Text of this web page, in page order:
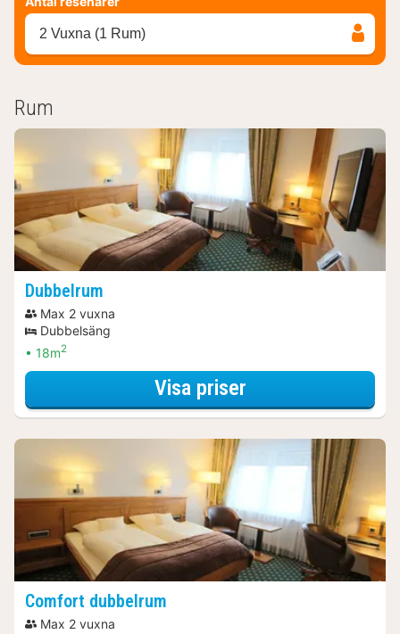
2 Vuxna (1 Rum)
Rum
Dubbelrum
Max 2 vuxna
Dubbelsäng
18m2
Visa priserför Dubbelrum
Comfort dubbelrum
Max 2 vuxna